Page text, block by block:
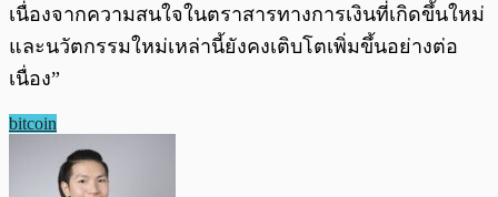
เนื่องจากความสนใจในตราสารทางการเงินที่เกิดขึ้นใหม่
และนวัตกรรมใหม่เหล่านี้ยังคงเติบโตเพิ่มขึ้นอย่างต่อ
เนื่อง”
bitcoin